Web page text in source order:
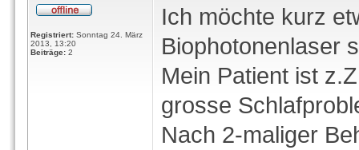
Registriert: Sonntag 24. März
2013, 13:20
Beiträge: 2
Ich möchte kurz
Biophotonenlaser
Mein Patient ist
grosse
Nach 2-maliger